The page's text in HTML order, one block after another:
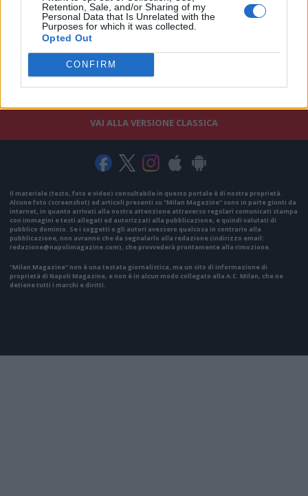
Retention, Sale, and/or Sharing of my
Personal Data that Is Unrelated with the
Purposes for which it was collected.
Opted Out
CONFIRM
VAI ALLA VERSIONE CLASSICA
Il materiale (testo, foto e video) consultabile in questo portale è di nostra proprietà.
Alcune foto (screenshot) ed articoli presenti su "Milan Magazine" sono in parte giunti da
internet, in quanto arrivati alla nostra attenzione attraverso regolari comunicati stampa
con immagini e testi allegati ed autorizzati alla pubblicazione, e quindi valutati di
pubblico dominio. Se i soggetti o gli autori avessero qualcosa in contrario alla
pubblicazione, non avranno che da segnalarlo alla redazione (indirizzo email:
redazione@napolimagazine.com), che provvederà prontamente alla rimozione.
"Milan Magazine" non è una testata giornalistica, ma un sito di informazione di
proprietà di Napoli Magazine, e non è in alcun modo collegato alla A.C. Milan, che ne
detiene tutti i marchi e diritti.